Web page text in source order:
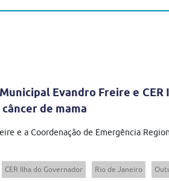
Evandro Freire e
de mama
e a Coordenação de Emergência
CER Ilha do Governador Rio de Janeiro